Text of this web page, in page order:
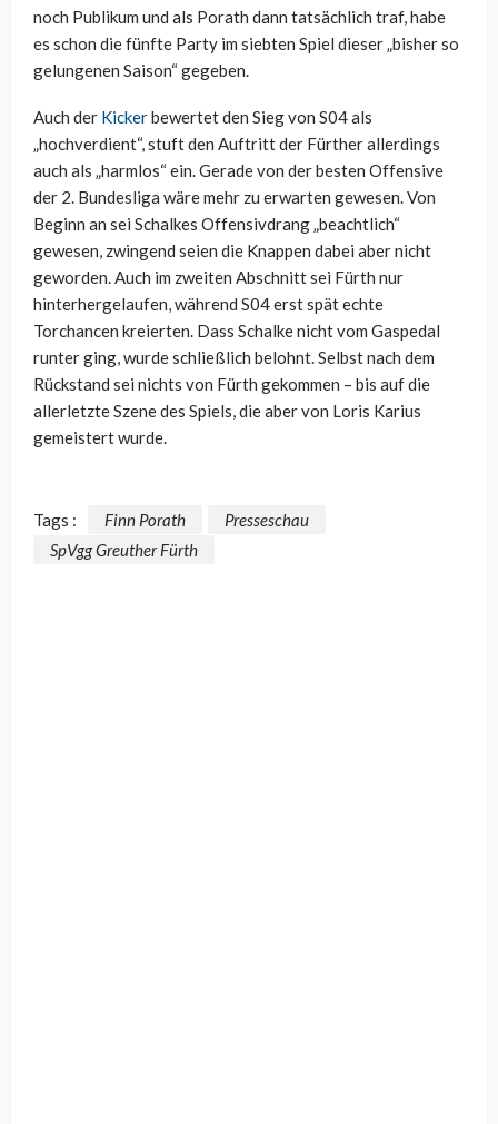
noch Publikum und als Porath dann tatsächlich traf, habe
es schon die fünfte Party im siebten Spiel dieser „bisher so
gelungenen Saison“ gegeben.
Auch der Kickerbewertet den Sieg von S04 als
„hochverdient“, stuft den Auftritt der Fürther allerdings
auch als „harmlos“ ein. Gerade von der besten Offensive
der 2. Bundesliga wäre mehr zu erwarten gewesen. Von
Beginn an sei Schalkes Offensivdrang „beachtlich“
gewesen, zwingend seien die Knappen dabei aber nicht
geworden. Auch im zweiten Abschnitt sei Fürth nur
hinterhergelaufen, während S04 erst spät echte
Torchancen kreierten. Dass Schalke nicht vom Gaspedal
runter ging, wurde schließlich belohnt. Selbst nach dem
Rückstand sei nichts von Fürth gekommen – bis auf die
allerletzte Szene des Spiels, die aber von Loris Karius
gemeistert wurde.
Tags : Finn Porath
Presseschau
SpVgg Greuther Fürth